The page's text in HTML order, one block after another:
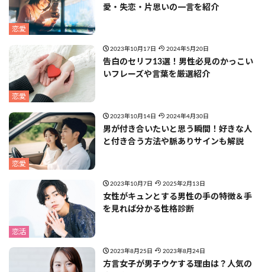
恋愛
愛・失恋・片思いの一言を紹介
恋愛
2023年10月17日 2024年5月20日
告白のセリフ13選！男性必見のかっこい
いフレーズや言葉を厳選紹介
恋愛
2023年10月14日 2024年4月30日
男が付き合いたいと思う瞬間！好きな人
と付き合う方法や脈ありサインも解説
恋活
2023年10月7日 2025年2月13日
女性がキュンとする男性の手の特徴＆手
を見れば分かる性格診断
2023年8月25日 2023年8月24日
方言女子が男子ウケする理由は？人気の